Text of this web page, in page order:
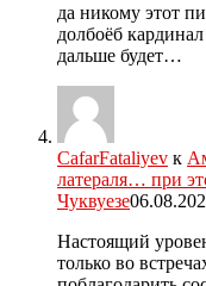
да никому этот
долбоёб
дальше будет…
CafarFataliyev к
латераля… при
Чуквуезе
Настоящий
только во